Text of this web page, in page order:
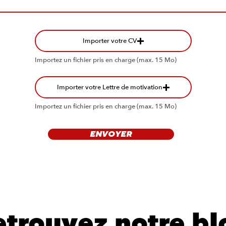
Importer votre CV
Importez un fichier pris en charge (max. 15 Mo)
Importer votre Lettre de motivation
Importez un fichier pris en charge (max. 15 Mo)
ENVOYER